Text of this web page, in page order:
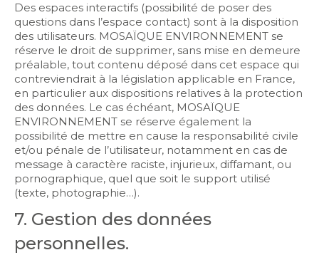
Des espaces interactifs (possibilité de poser des
questions dans l’espace contact) sont à la disposition
des utilisateurs. MOSAÏQUE ENVIRONNEMENT se
réserve le droit de supprimer, sans mise en demeure
préalable, tout contenu déposé dans cet espace qui
contreviendrait à la législation applicable en France,
en particulier aux dispositions relatives à la protection
des données. Le cas échéant, MOSAÏQUE
ENVIRONNEMENT se réserve également la
possibilité de mettre en cause la responsabilité civile
et/ou pénale de l’utilisateur, notamment en cas de
message à caractère raciste, injurieux, diffamant, ou
pornographique, quel que soit le support utilisé
(texte, photographie…).
7. Gestion des données
personnelles.